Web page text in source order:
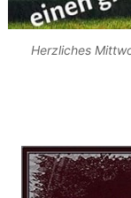
Herzliches